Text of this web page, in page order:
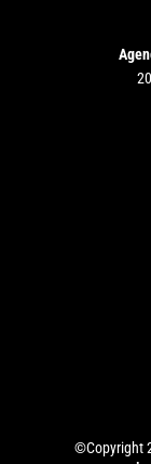
©Copyright